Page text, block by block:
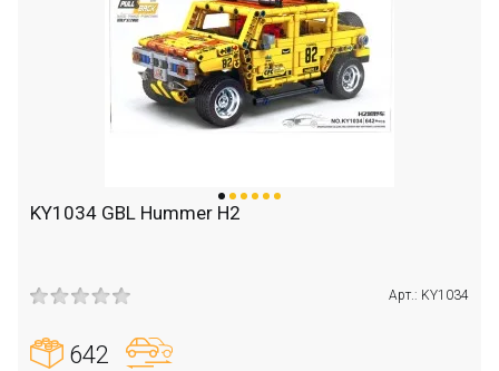
KY1034 GBL Hummer H2
Арт.: KY1034
642